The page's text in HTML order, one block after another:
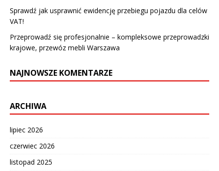
Sprawdź jak usprawnić ewidencję przebiegu pojazdu dla celów
VAT!
Przeprowadź się profesjonalnie – kompleksowe przeprowadzki
krajowe, przewóz mebli Warszawa
NAJNOWSZE KOMENTARZE
ARCHIWA
lipiec 2026
czerwiec 2026
listopad 2025